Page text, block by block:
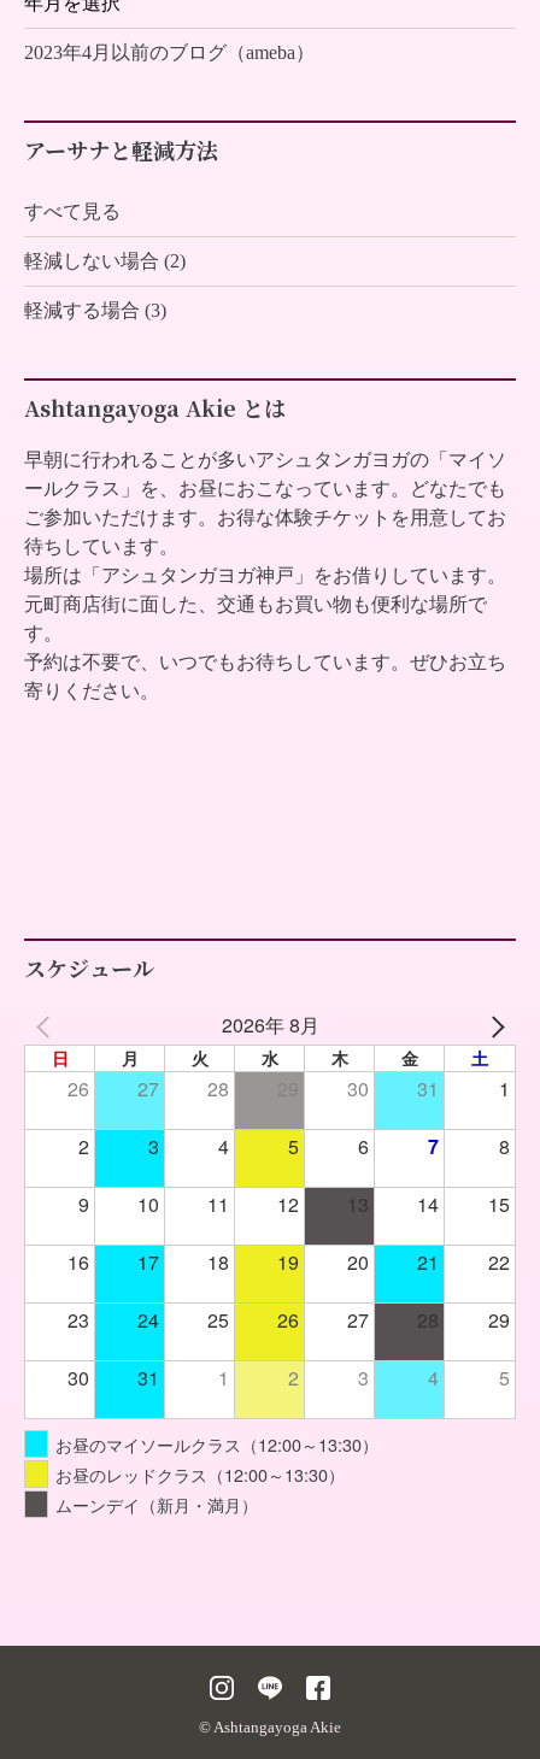
2023年4月以前のブログ（ameba）
アーサナと軽減方法
すべて見る
軽減しない場合 (2)
軽減する場合 (3)
Ashtangayoga Akie とは
早朝に行われることが多いアシュタンガヨガの「マイソ
ールクラス」を、お昼におこなっています。どなたでも
ご参加いただけます。お得な体験チケットを用意してお
待ちしています。
場所は「アシュタンガヨガ神戸」をお借りしています。
元町商店街に面した、交通もお買い物も便利な場所で
す。
予約は不要で、いつでもお待ちしています。ぜひお立ち
寄りください。
スケジュール
2026年 8月
日 月 火 水 木 金 土
26 27 28 30 31 1
2 3 4 5 6 7 8
9 10 11 12 13 14 15
16 17 18 19 20 21 22
23 24 25 26 27 28 29
30 31 1 2 3 4 5
お昼のマイソールクラス（12:00～13:30）
お昼のレッドクラス（12:00～13:30）
ムーンデイ（新月・満月）
© Ashtangayoga Akie